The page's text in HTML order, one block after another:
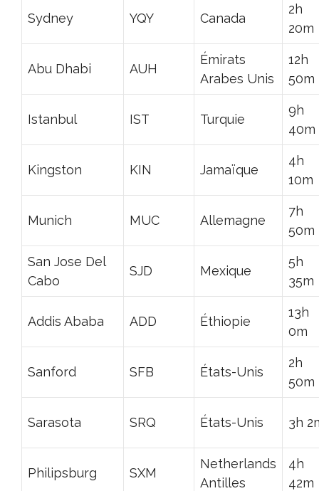
Sydney YQY Canada
2h
20m
Abu Dhabi AUH
Émirats
Arabes Unis
12h
50m
Istanbul IST Turquie
9h
40m
Kingston KIN Jamaïque
4h
10m
Munich MUC Allemagne
7h
50m
San Jose Del
Cabo
SJD Mexique
5h
35m
Addis Ababa ADD Éthiopie
13h
0m
Sanford SFB États-Unis
2h
50m
Sarasota SRQ États-Unis 3h
Philipsburg SXM
Netherlands
Antilles
4h
42m